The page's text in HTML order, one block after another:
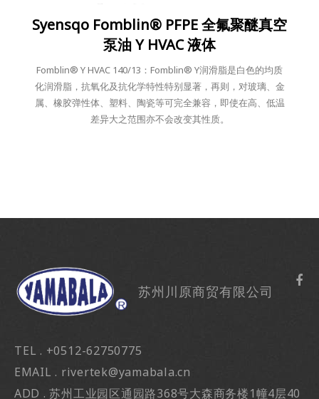
Syensqo Fomblin® PFPE 全氟聚醚真空
泵油 Y HVAC 液体
Fomblin® Y HVAC 140/13：Fomblin® Y润滑脂是白色的均质
化润滑脂，抗氧化及抗化学特性特别显著，再则，对玻璃、金
属、橡胶弹性体、塑料、陶瓷等可完全兼容，即使在高、低温
差异大之范围亦不会改变其性质。
苏州川原商贸有限公司
TEL . +0512-62750775
EMAIL . rivertek@yamabala.cn
ADD . 苏州工业园区通园路368号大森商务楼1幢4层40